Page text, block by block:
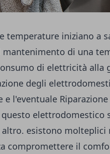
temperature iniziano a
di una
di elettricità alla
degli
e l'eventuale
elettrodomestico
esistono molteplici
compromettere il